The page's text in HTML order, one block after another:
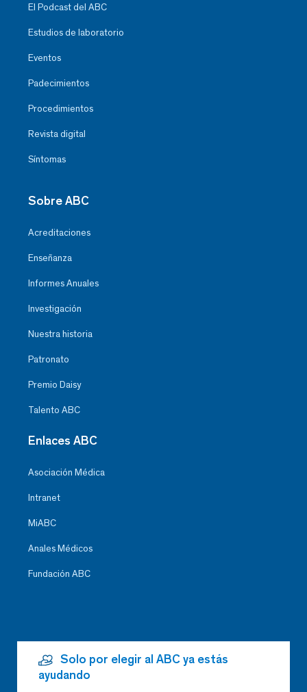
El Podcast del ABC
Estudios de laboratorio
Eventos
Padecimientos
Procedimientos
Revista digital
Síntomas
Sobre ABC
Acreditaciones
Enseñanza
Informes Anuales
Investigación
Nuestra historia
Patronato
Premio Daisy
Talento ABC
Enlaces ABC
Asociación Médica
Intranet
MiABC
Anales Médicos
Fundación ABC
Solo por elegir al ABC ya estás
ayudando